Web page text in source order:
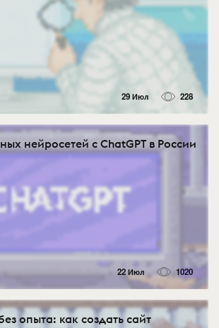
29 Июл 228
нейросетей с ChatGPT в России
22 Июл 1020
опыта: как создать сайт